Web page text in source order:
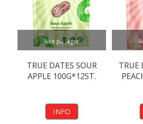
Ikke på lager
TRUE DATES SOUR
APPLE 100G*12ST.
INFO
TRUE